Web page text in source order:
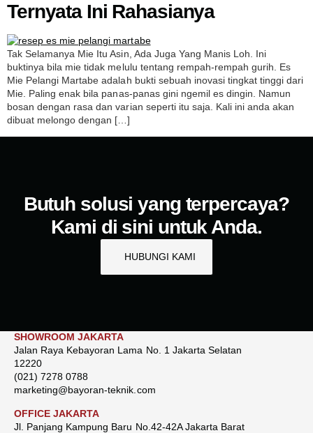
Ternyata Ini Rahasianya
Tak Selamanya Mie Itu Asin, Ada Juga Yang Manis Loh. Ini
buktinya bila mie tidak melulu tentang rempah-rempah gurih. Es
Mie Pelangi Martabe adalah bukti sebuah inovasi tingkat tinggi dari
Mie. Paling enak bila panas-panas gini ngemil es dingin. Namun
bosan dengan rasa dan varian seperti itu saja. Kali ini anda akan
dibuat melongo dengan […]
Butuh solusi yang terpercaya?
Kami di sini untuk Anda.
HUBUNGI KAMI
SHOWROOM JAKARTA
Jalan Raya Kebayoran Lama No. 1 Jakarta Selatan
12220
(021) 7278 0788
marketing@bayoran-teknik.com
OFFICE JAKARTA
Jl. Panjang Kampung Baru No.42-42A Jakarta Barat